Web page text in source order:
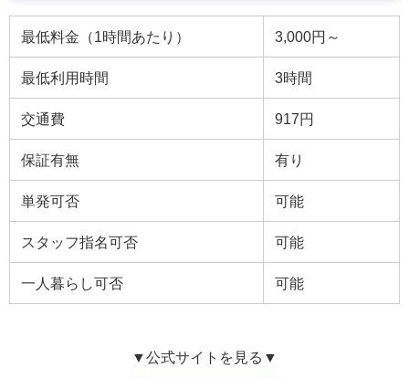
最低料金（1時間あたり） 3,000円～
最低利用時間 3時間
交通費 917円
保証有無 有り
単発可否 可能
スタッフ指名可否 可能
一人暮らし可否 可能
▼公式サイトを見る▼